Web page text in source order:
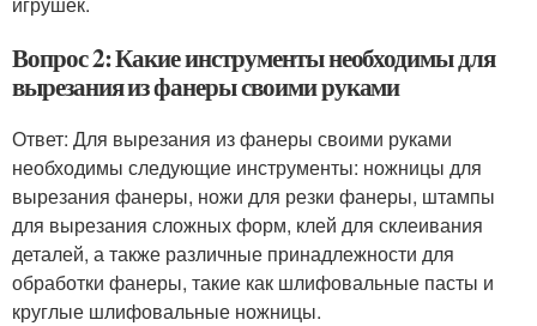
Вопрос 2: Какие инструменты необходимы для
вырезания из фанеры своими руками
Ответ: Для вырезания из фанеры своими руками
необходимы следующие инструменты: ножницы для
вырезания фанеры, ножи для резки фанеры, штампы
для вырезания сложных форм, клей для склеивания
деталей, а также различные принадлежности для
обработки фанеры, такие как шлифовальные пасты и
круглые шлифовальные ножницы.